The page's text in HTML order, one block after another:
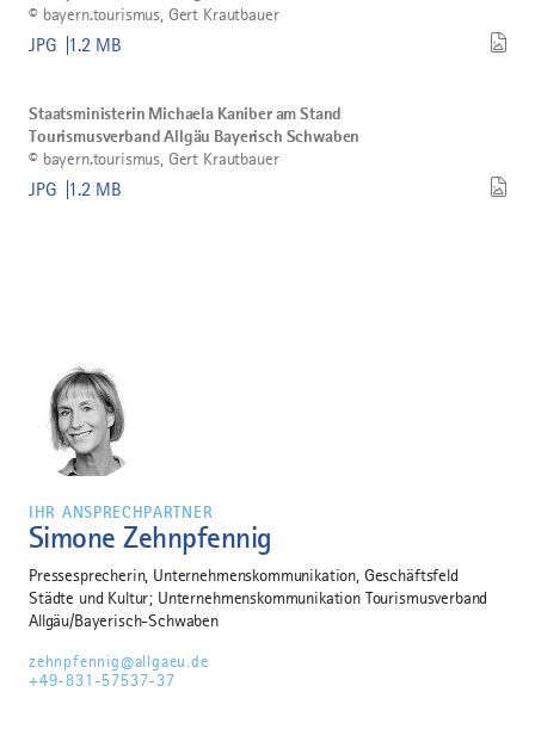
©bayern.tourismus, Gert Krautbauer
JPG 1.2 MB
Julia
Staudinger
herunterladen
Staatsministerin Michaela Kaniber am Stand
Tourismusverband Allgäu Bayerisch Schwaben
©bayern.tourismus, Gert Krautbauer
JPG 1.2 MB
Michaela
Kaniber
am
Stand
Tourismusverband
IHR ANSPRECHPARTNER
Simone Zehnpfennig
Pressesprecherin, Unternehmenskommunikation, Geschäftsfeld
Städte und Kultur; Unternehmenskommunikation Tourismusverband
Allgäu/Bayerisch-Schwaben
zehnpfennig@allgaeu.de
+49-831-57537-37